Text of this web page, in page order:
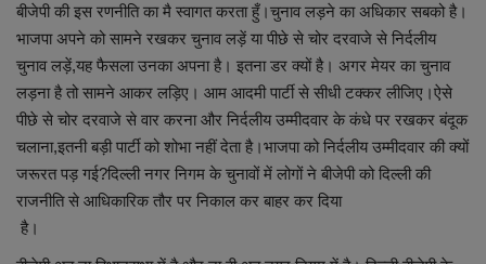
बीजेपी की इस रणनीति का मै स्वागत करता हुँ।चुनाव लड़ने का अधिकार सबको है।
भाजपा अपने को सामने रखकर चुनाव लड़ें या पीछे से चोर दरवाजे से निर्दलीय
चुनाव लड़ें,यह फैसला उनका अपना है। इतना डर क्यों है। अगर मेयर का चुनाव
लड़ना है तो सामने आकर लड़िए। आम आदमी पार्टी से सीधी टक्कर लीजिए।ऐसे
पीछे से चोर दरवाजे से वार करना और निर्दलीय उम्मीदवार के कंधे पर रखकर बंदूक
चलाना,इतनी बड़ी पार्टी को शोभा नहीं देता है।भाजपा को निर्दलीय उम्मीदवार की क्यों
जरूरत पड़ गई?दिल्ली नगर निगम के चुनावों में लोगों ने बीजेपी को दिल्ली की
राजनीति से आधिकारिक तौर पर निकाल कर बाहर कर दिया
है।